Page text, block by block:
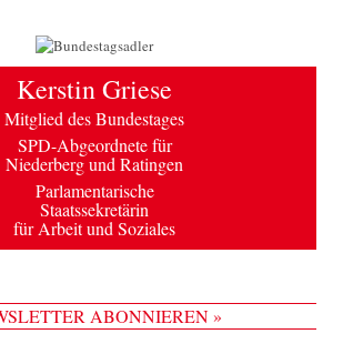
Kerstin Griese
Mitglied des Bundestages
SPD-Abgeordnete für
Niederberg und Ratingen
Parlamentarische
Staatssekretärin
für Arbeit und Soziales
ABONNIEREN »